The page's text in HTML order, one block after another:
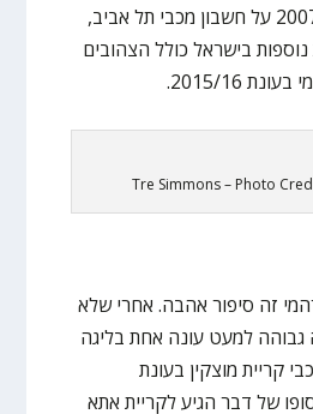
היסטורית בעונת 2007/08 על חשבון מכבי תל אביב,
בישראל כולל הצהובים
2015/16.
Tre Simmons – Photo
בן ה-33 ואברהמי זה סיפור אהבה. אחרי שלא
למעט עונה אחת בליגה
קריית מוצקין בעונת
בסופו של דבר הגיע לקריית אתא